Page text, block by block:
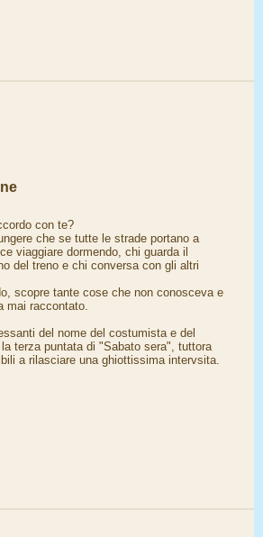
con te?
che se tutte le strade portano a
viaggiare dormendo, chi guarda il
del treno e chi conversa con gli altri
scopre tante cose che non conosceva e
mai raccontato.
del nome del costumista e del
terza puntata di "Sabato sera", tuttora
a rilasciare una ghiottissima intervsita.